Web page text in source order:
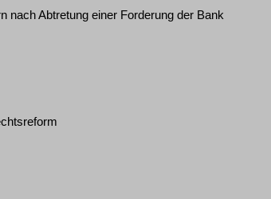
nach Abtretung einer Forderung der Bank